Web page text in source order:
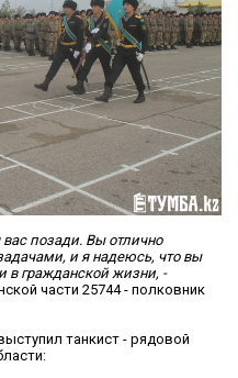
позади. Вы отлично
и я надеюсь, что вы
в гражданской жизни, -
части 25744 - полковник
танкист - рядовой